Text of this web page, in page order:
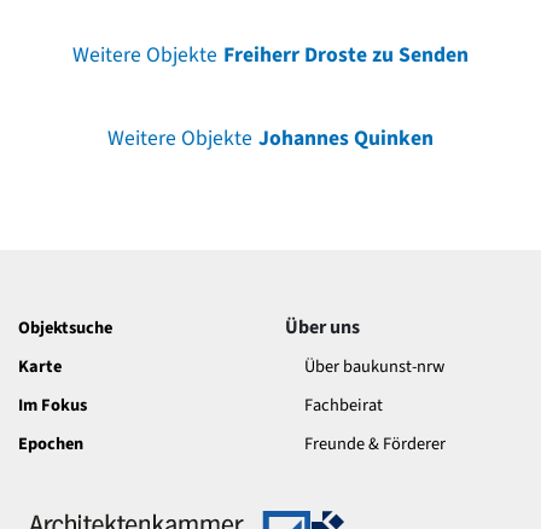
Weitere Objekte Freiherr Droste zu Senden
Weitere Objekte Johannes Quinken
Objektsuche
Karte
Im Fokus
Epochen
Über uns
Über baukunst-nrw
Fachbeirat
Freunde & Förderer